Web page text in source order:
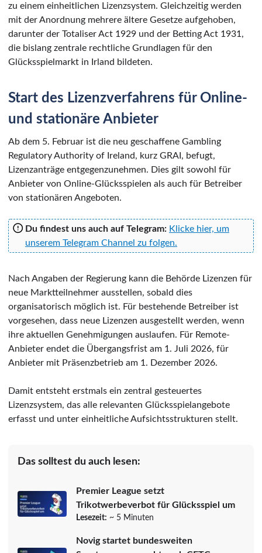
zu einem einheitlichen Lizenzsystem. Gleichzeitig werden
mit der Anordnung mehrere ältere Gesetze aufgehoben,
darunter der Totaliser Act 1929 und der Betting Act 1931,
die bislang zentrale rechtliche Grundlagen für den
Glücksspielmarkt in Irland bildeten.
Start des Lizenzverfahrens für Online-
und stationäre Anbieter
Ab dem 5. Februar ist die neu geschaffene Gambling
Regulatory Authority of Ireland, kurz GRAI, befugt,
Lizenzanträge entgegenzunehmen. Dies gilt sowohl für
Anbieter von Online-Glücksspielen als auch für Betreiber
von stationären Angeboten.
Du findest uns auch auf Telegram: Klicke hier, um
unserem Telegram Channel zu folgen.
Nach Angaben der Regierung kann die Behörde Lizenzen für
neue Marktteilnehmer ausstellen, sobald dies
organisatorisch möglich ist. Für bestehende Betreiber ist
vorgesehen, dass neue Lizenzen ausgestellt werden, wenn
ihre aktuellen Genehmigungen auslaufen. Für Remote-
Anbieter endet die Übergangsfrist am 1. Juli 2026, für
Anbieter mit Präsenzbetrieb am 1. Dezember 2026.
Damit entsteht erstmals ein zentral gesteuertes
Lizenzsystem, das alle relevanten Glücksspielangebote
erfasst und unter einheitliche Aufsichtsstrukturen stellt.
Das solltest du auch lesen:
Premier League setzt
Trikotwerbeverbot für Glücksspiel um
Lesezeit: ~ 5 Minuten
Novig startet bundesweiten